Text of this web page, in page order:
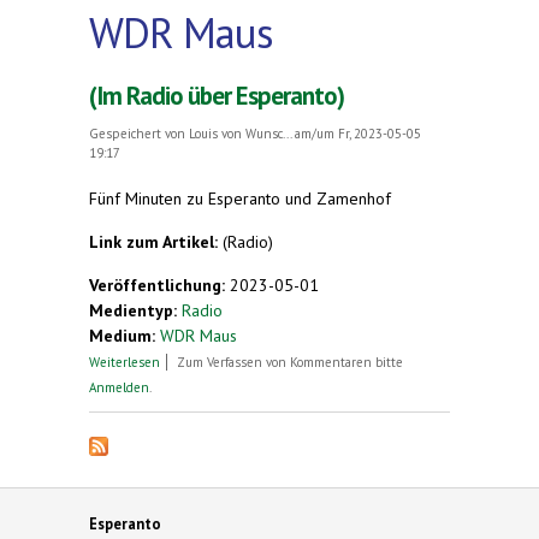
WDR Maus
(Im Radio über Esperanto)
Gespeichert von Louis von Wunsc...
am/um Fr, 2023-05-05
19:17
Fünf Minuten zu Esperanto und Zamenhof
Link zum Artikel: (Radio)
Veröffentlichung: 2023-05-01
Medientyp: Radio
Medium: WDR Maus
Weiterlesen über (Im Radio über Esperanto)
Zum Verfassen von Kommentaren bitte
Anmelden
Esperanto